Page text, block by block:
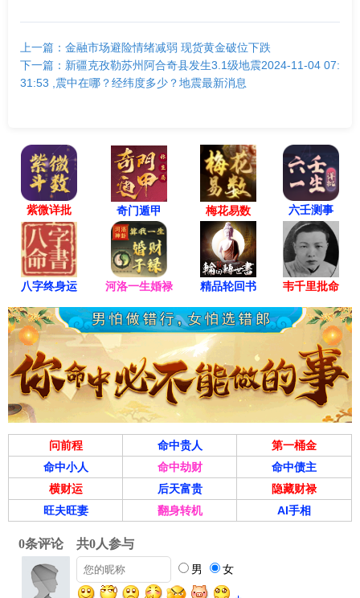
上一篇：金融市场避险情绪减弱 现货黄金破位下跌
下一篇：新疆克孜勒苏州阿合奇县发生3.1级地震2024-11-04 07:
31:53 ,震中在哪？经纬度多少？地震最新消息
紫微详批 奇门遁甲 梅花易数 六壬测事
八字终身运 河洛一生婚禄 精品轮回书 韦千里批命
问前程 命中贵人
第一桶金
命中小人
命中劫财
命中债主
横财运
后天富贵
隐藏财禄
旺夫旺妻
翻身转机 AI手相